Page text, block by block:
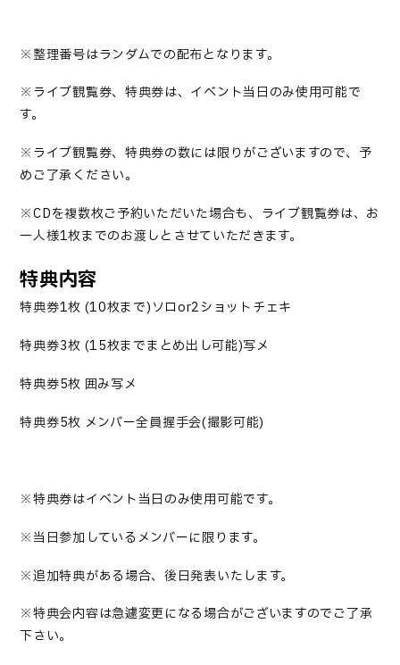
※整理番号はランダムでの配布となります。
※ライブ観覧券、特典券は、イベント当日のみ使用可能で
す。
※ライブ観覧券、特典券の数には限りがございますので、予
めご了承ください。
※CDを複数枚ご予約いただいた場合も、ライブ観覧券は、お
一人様1枚までのお渡しとさせていただきます。
特典内容
特典券1枚 (10枚まで)ソロor2ショットチェキ
特典券3枚 (15枚までまとめ出し可能)写メ
特典券5枚 囲み写メ
特典券5枚 メンバー全員握手会(撮影可能)
※特典券はイベント当日のみ使用可能です。
※当日参加しているメンバーに限ります。
※追加特典がある場合、後日発表いたします。
※特典会内容は急遽変更になる場合がございますのでご了承
下さい。